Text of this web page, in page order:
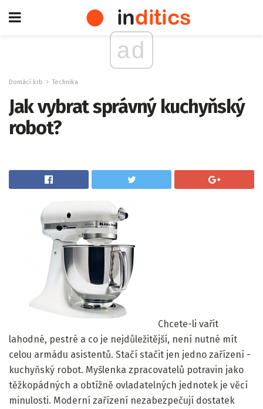
ad
Domácí krb Technika
Jak vybrat správný kuchyňský
robot?
Chcete-li vařit
lahodné, pestré a co je nejdůležitější, není nutné mít
celou armádu asistentů. Stačí stačit jen jedno zařízení -
kuchyňský robot. Myšlenka zpracovatelů potravin jako
těžkopádných a obtížně ovladatelných jednotek je věcí
minulosti. Moderní zařízení nezabezpečují dostatek